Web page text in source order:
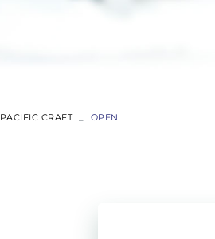
FLYBRIDGE
PACIFIC CRAFT OPEN